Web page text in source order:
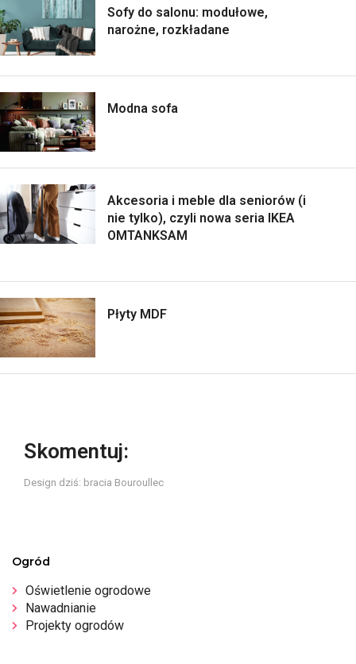
Sofy do salonu: modułowe,
narożne, rozkładane
Modna sofa
Akcesoria i meble dla seniorów (i
nie tylko), czyli nowa seria IKEA
OMTANKSAM
Płyty MDF
Skomentuj:
Design dziś: bracia Bouroullec
Ogród
Oświetlenie ogrodowe
Nawadnianie
Projekty ogrodów